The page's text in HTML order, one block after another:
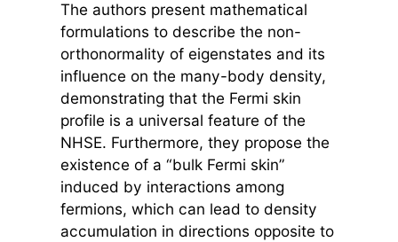
The authors present mathematical
formulations to describe the non-
orthonormality of eigenstates and its
influence on the many-body density,
demonstrating that the Fermi skin
profile is a universal feature of the
NHSE. Furthermore, they propose the
existence of a “bulk Fermi skin”
induced by interactions among
fermions, which can lead to density
accumulation in directions opposite to